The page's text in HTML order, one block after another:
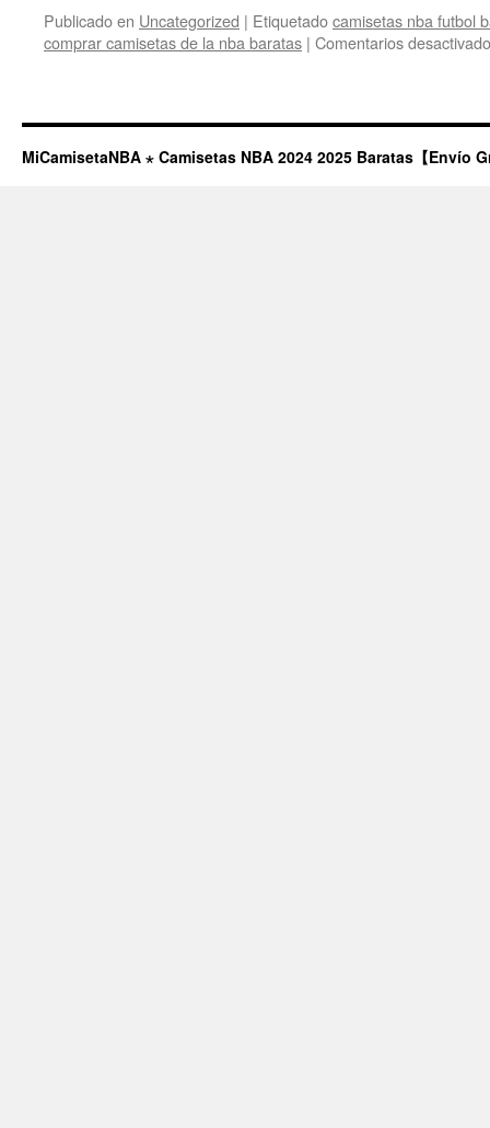
Publicado en Uncategorized | Etiquetadocamisetas nba futbol
comprar camisetas de la nba baratas | Comentarios
MiCamisetaNBA ⋆ Camisetas NBA 2024 2025 Baratas【Envío